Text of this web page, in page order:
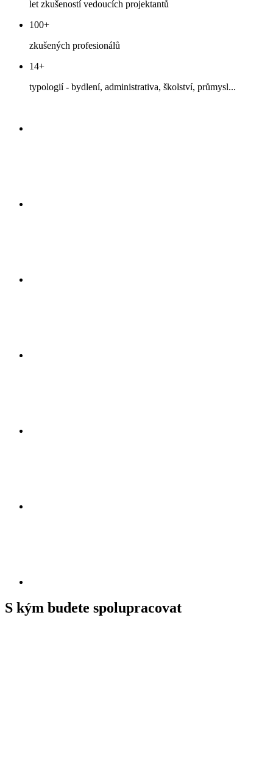
let zkušeností vedoucích projektantů
100+
zkušených profesionálů
14+
typologií - bydlení, administrativa, školství, průmysl...
S kým budete spolupracovat